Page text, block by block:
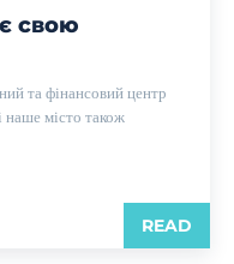
свою
та фінансовий центр
наше місто також
READ